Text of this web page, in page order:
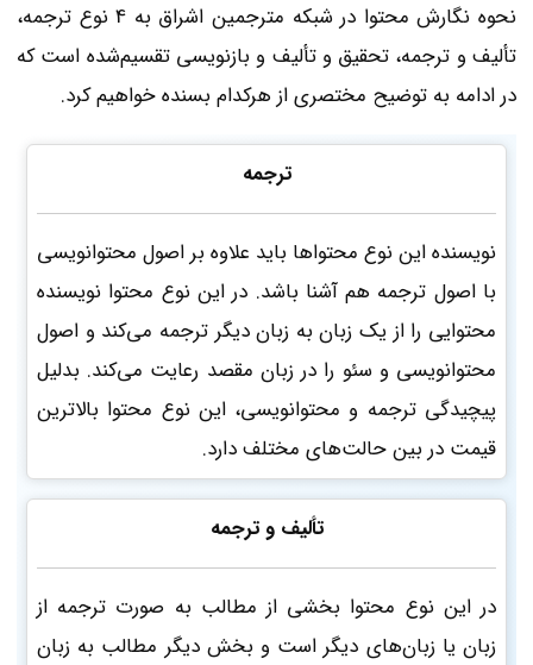
نحوه نگارش محتوا در شبکه مترجمین اشراق به 4 نوع ترجمه،
تألیف و ترجمه، تحقیق و تألیف و بازنویسی تقسیم‌شده است که
در ادامه به توضیح مختصری از هرکدام بسنده خواهیم کرد.
ترجمه
نویسنده این نوع محتواها باید علاوه بر اصول محتوانویسی
با اصول ترجمه هم آشنا باشد. در این نوع محتوا نویسنده
محتوایی را از یک زبان به زبان دیگر ترجمه می‌کند و اصول
محتوانویسی و سئو را در زبان مقصد رعایت می‌کند. بدلیل
پیچیدگی ترجمه و محتوانویسی، این نوع محتوا بالاترین
قیمت در بین حالت‌های مختلف دارد.
تألیف و ترجمه
در این نوع محتوا بخشی از مطالب به صورت ترجمه از
زبان یا زبان‌های دیگر است و بخش دیگر مطالب به زبان